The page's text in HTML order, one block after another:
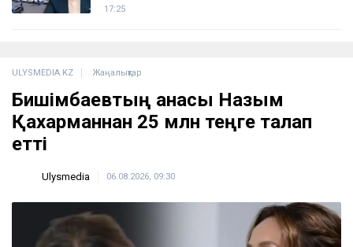
18:03
Сатыбалдының ұлына тиесілі болған базар
ULYSMEDIA.KZ Жаңалықтар